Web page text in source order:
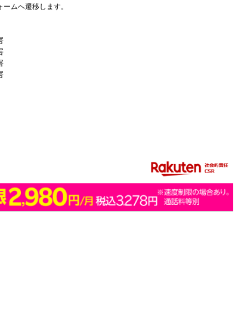
ームへ遷移します。